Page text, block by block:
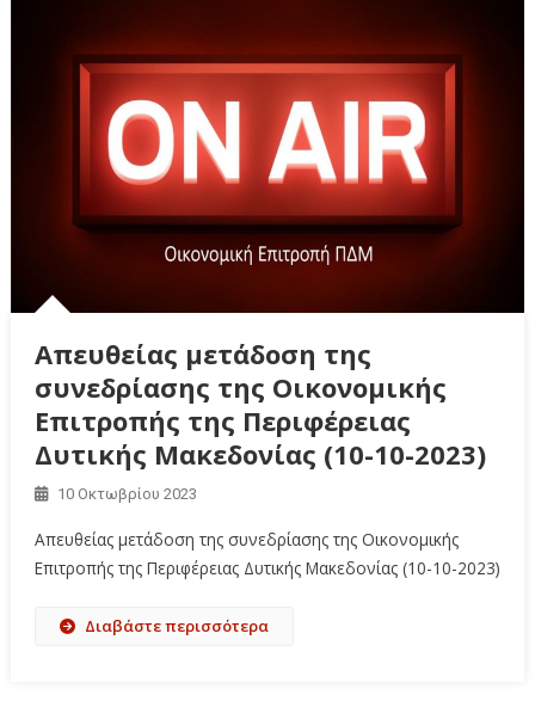
Απευθείας μετάδοση της
συνεδρίασης της Οικονομικής
Επιτροπής της Περιφέρειας
Δυτικής Μακεδονίας (10-10-2023)
10 Οκτωβρίου 2023
Απευθείας μετάδοση της συνεδρίασης της Οικονομικής
Επιτροπής της Περιφέρειας Δυτικής Μακεδονίας (10-10-2023)
Διαβάστε περισσότερα